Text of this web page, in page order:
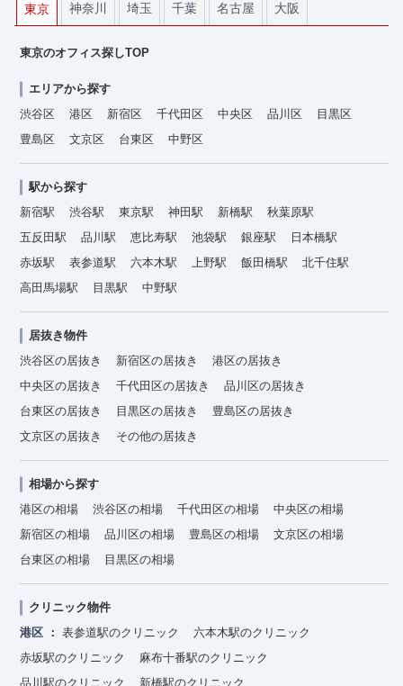
東京 神奈川 埼玉 千葉 名古屋 大阪
東京のオフィス探しTOP
エリアから探す
渋谷区
港区 新宿区 千代田区 中央区 品川区
目黒区
豊島区
文京区 台東区 中野区
駅から探す
新宿駅
渋谷駅 東京駅 神田駅 新橋駅
秋葉原駅
五反田駅
品川駅 恵比寿駅 池袋駅 銀座駅
日本橋駅
赤坂駅
表参道駅 六本木駅 上野駅 飯田橋駅
北千住駅
高田馬場駅
目黒駅 中野駅
居抜き物件
渋谷区の居抜き
新宿区の居抜き
港区の居抜き
中央区の居抜き
千代田区の居抜き
品川区の居抜き
台東区の居抜き
目黒区の居抜き
豊島区の居抜き
文京区の居抜き
その他の居抜き
相場から探す
港区の相場
渋谷区の相場 千代田区の相場
中央区の相場
新宿区の相場
品川区の相場 豊島区の相場
文京区の相場
台東区の相場
目黒区の相場
クリニック物件
港区
表参道駅のクリニック
六本木駅のクリニック
赤坂駅のクリニック
麻布十番駅のクリニック
品川駅のクリニック
新橋駅のクリニック